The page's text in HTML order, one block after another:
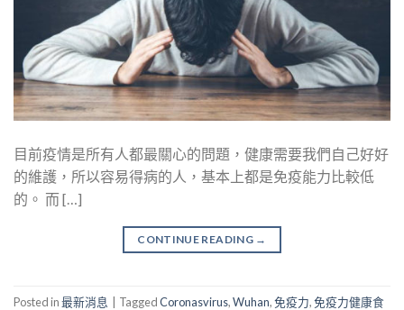
目前疫情是所有人都最關心的問題，健康需要我們自己好好
的維護，所以容易得病的人，基本上都是免疫能力比較低
的。 而 […]
CONTINUE READING →
Posted in最新消息 TaggedCoronasvirus,Wuhan,免疫力,免疫力健康食